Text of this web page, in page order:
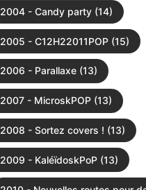
2004 - Candy party (14)
2005 - C12H22011POP (15)
2006 - Parallaxe (13)
2007 - MicroskPOP (13)
2008 - Sortez covers ! (13)
2009 - KaléïdoskPoP (13)